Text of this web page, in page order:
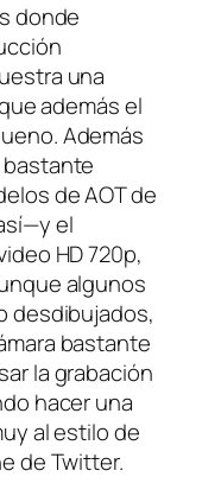
donde
una
además el
Además
bastante
de AOT de
el
HD 720p,
algunos
desdibujados,
bastante
la grabación
hacer una
al estilo de
de Twitter.